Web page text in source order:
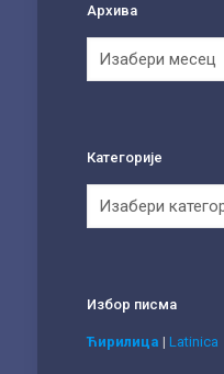
Архива
Категорије
Избор писма
Ћирилица | Latinica